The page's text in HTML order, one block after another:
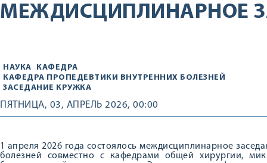
МЕЖДИСЦИПЛИНАРНОЕ
НАУКА
КАФЕДРА
КАФЕДРА ПРОПЕДЕВТИКИ ВНУТРЕННИХ БОЛЕЗНЕЙ
ЗАСЕДАНИЕ КРУЖКА
ПЯТНИЦА, 03, АПРЕЛЬ 2026, 00:00
1 апреля 2026 года состоялось междисциплинарное
болезней совместно с кафедрами общей хирургии,